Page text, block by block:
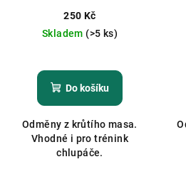
250 Kč
Skladem (>5 ks)
Do košíku
Odměny z krůtího masa.
Vhodné i pro trénink
chlupáče.